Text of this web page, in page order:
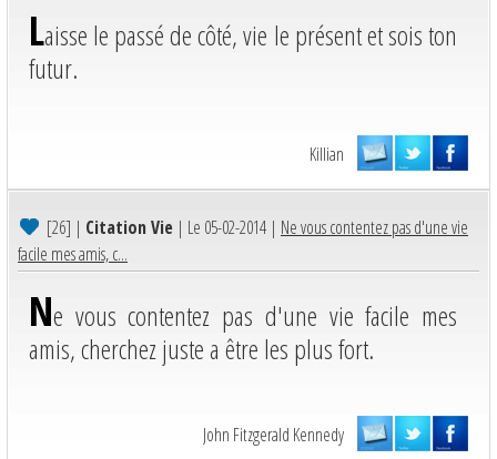
Laisse le passé de côté, vie le présent et sois ton
futur.
Killian
[26] | Citation Vie | Le 05-02-2014 | Ne vous contentez pas d'une vie
facile mes amis, c...
Ne vous contentez pas d'une vie facile mes
amis, cherchez juste a être les plus fort.
John Fitzgerald Kennedy